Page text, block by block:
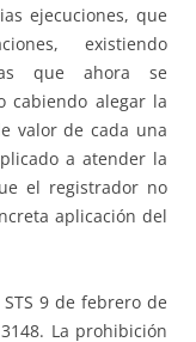
ejecuciones, que
existiendo
que ahora se
cabiendo alegar la
valor de cada una
a atender la
el registrador no
aplicación del
STS 9 de febrero de
La prohibición